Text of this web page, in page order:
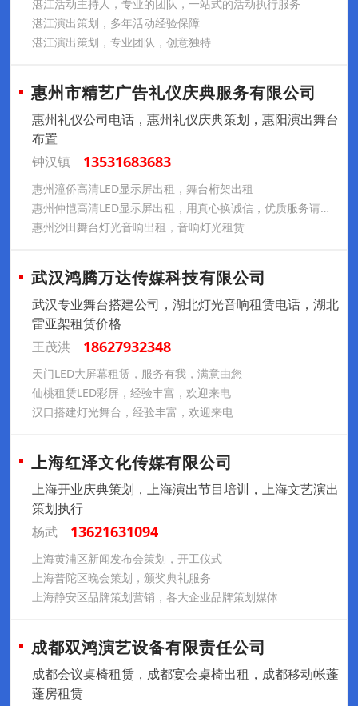
湛江活动主持人，专业的团队，一站式的活动执行服务
湛江演出策划，多年活动经验保障
湛江演出策划，专业团队，创意独特
惠州市精艺广告礼仪庆典服务有限公司
惠州礼仪公司电话，惠州礼仪庆典策划，惠阳演出舞台
布置
钟汉镇
13531683683
惠州潼侨高清LED显示屏出租，舞台桁架出租
惠州仲恺高清LED显示屏出租，用真心换诚信，优质服务请放心
惠州沙田舞台灯光音响出租，音响灯光租赁
武汉鸿腾万达传媒科技有限公司
武汉专业舞台搭建公司，湖北灯光音响租赁电话，湖北
雷亚架租赁价格
王茂洪
18627932348
天门LED大屏幕租赁，服务有我，满意由您
仙桃租赁LED彩屏，经验丰富，欢迎来电
汉口搭建灯光舞台，经验丰富，欢迎来电
上海红泽文化传媒有限公司
上海开业庆典策划，上海演出节目培训，上海文艺演出
策划执行
杨武
13621631094
上海黄浦区新闻发布会策划，开工仪式
上海普陀区晚会策划，颁奖典礼服务
上海静安区品牌策划营销，各大企业品牌策划媒体
成都双鸿演艺设备有限责任公司
成都会议桌椅租赁，成都宴会桌椅出租，成都移动帐蓬
蓬房租赁